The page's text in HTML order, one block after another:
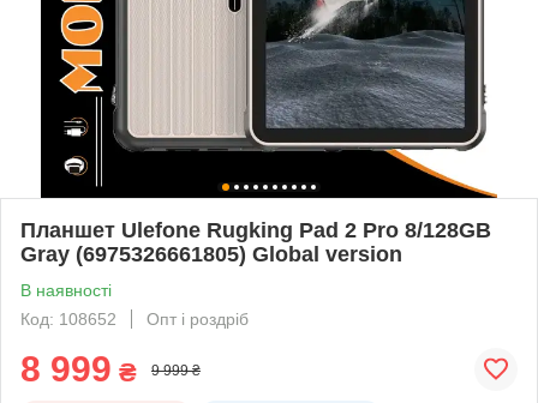
Планшет Ulefone Rugking Pad 2 Pro 8/128GB
Gray (6975326661805) Global version
В наявності
Код: 108652
Опт і роздріб
8 999 ₴ 9 999 ₴